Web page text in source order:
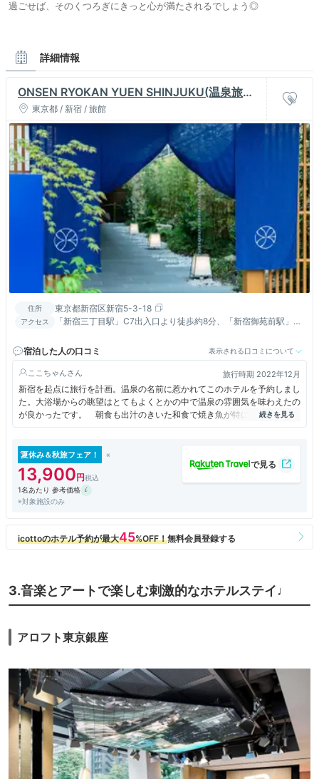
過ごせば、そのくつろぎにきっと心が満たされるでしょう◎
詳細情報
ONSEN RYOKAN YUEN SHINJUKU(温泉旅館
由縁 新宿)
東京都 / 新宿 / 旅館
住所 東京都新宿区新宿5-3-18
アクセス
「新宿三丁目駅」C7出入口より徒歩約8分、「新宿御苑前駅」3
宿泊した人の口コミ
表示される口コミについて
ここちゃん 旅行時期 2022年12月
新宿を起点に旅行を計画。温泉の名前に惹かれてこのホテルを予約しまし
た。大浴場からの眺望はとてもよくとかの中で温泉の雰囲気を味わえたの
が良かったです。 朝食も出汁のきいた和食で焼き魚が特に美味しかった
です。
夏休み＆秋旅フェア！
13,900
1名あたり 参考価格
※対象施設のみ
3.音楽とアートで楽しむ刺激的なホテルステイ♩
アロフト東京銀座